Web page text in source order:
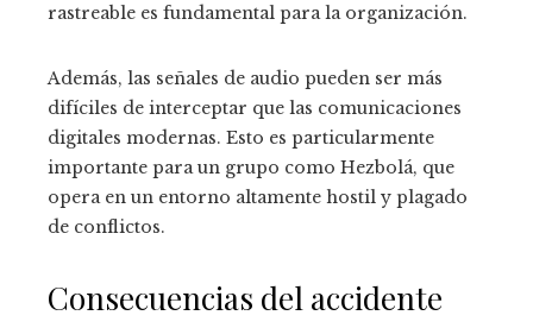
rastreable es fundamental para la organización.
Además, las señales de audio pueden ser más
difíciles de interceptar que las comunicaciones
digitales modernas. Esto es particularmente
importante para un grupo como Hezbolá, que
opera en un entorno altamente hostil y plagado
de conflictos.
Consecuencias del accidente